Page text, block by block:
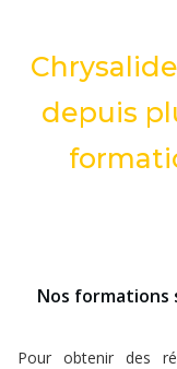
depuis
Nos formations
Pour obtenir des